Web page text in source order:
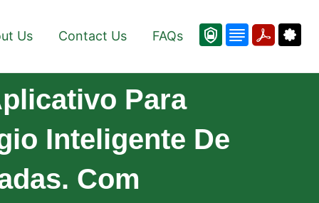
Us Contact Us FAQs
Para
Inteligente De
Com